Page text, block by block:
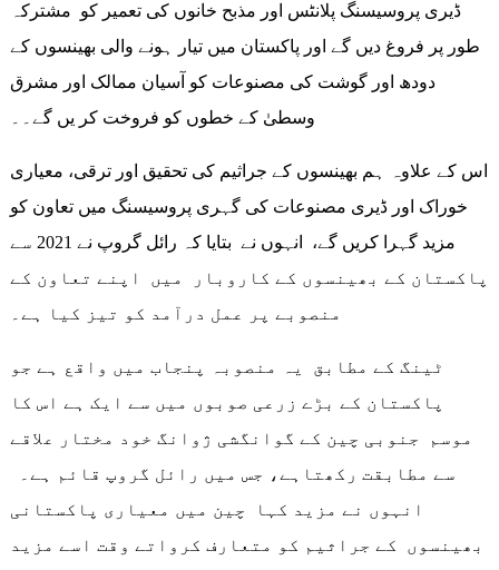
ڈیری پروسیسنگ پلانٹس اور مذبح خانوں کی تعمیر کو مشترکہ
طور پر فروغ دیں گے اور پاکستان میں تیار ہونے والی بھینسوں کے
دودھ اور گوشت کی مصنوعات کو آسیان ممالک اور مشرق
وسطیٰ کے خطوں کو فروخت کر یں گے۔۔
اس کے علاوہ ہم بھینسوں کے جراثیم کی تحقیق اور ترقی، معیاری
خوراک اور ڈیری مصنوعات کی گہری پروسیسنگ میں تعاون کو
مزید گہرا کریں گے، انہوں نے بتایا کہ رائل گروپ نے 2021 سے
پاکستان کے بھینسوں کے کاروبار میں اپنے تعاون کے
منصوبے پر عمل درآمد کو تیز کیا ہے۔
ٹینگ کے مطابق یہ منصوبہ پنجاب میں واقع ہے جو
پاکستان کے بڑے زرعی صوبوں میں سے ایک ہے اس کا
موسم جنوبی چین کے گوانگشی ژوانگ خود مختار علاقے
سے مطابقت رکھتاہے، جس میں رائل گروپ قائم ہے۔
انہوں نے مزید کہا چین میں معیاری پاکستانی
بھینسوں کے جراثیم کو متعارف کرواتے وقت اسے مزید